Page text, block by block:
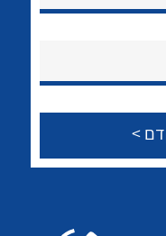
לכל מוצרי היצרן